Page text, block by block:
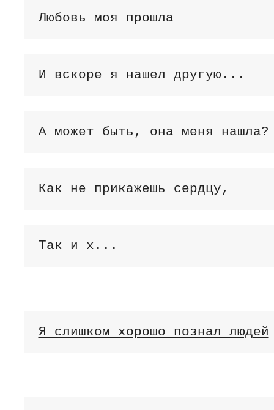
Любовь моя прошла
И вскоре я нашел другую...
А может быть, она меня нашла?
Как не прикажешь сердцу,
Так и х...
Я слишком хорошо познал людей